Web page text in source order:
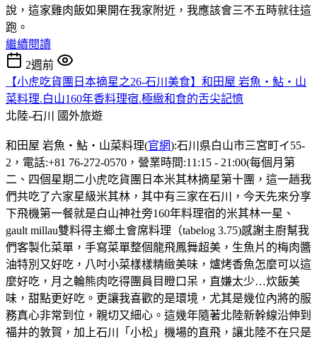
說，這家雞肉飯如果開在我家附近，我應該會三不五時就往這
跑。
繼續閱讀
2週前
【小虎吃貨團日本摘星之26-石川美食】和田屋 岩魚・鮎・山
菜料理.白山160年香料理宿.極緻和食的舌尖記憶
北陸-石川
國外旅遊
和田屋 岩魚・鮎・山菜料理(官網):石川県白山市三宮町イ55-
2，電話:+81 76-272-0570，營業時間:11:15 - 21:00(每個月第
二、四個星期二小虎吃貨團日本米其林摘星第十團，這一趟我
們共吃了六家星級米其林，其中有三家在石川，今天先來分享
下飛機第一餐就是白山神社旁160年料理宿的米其林一星、
gault millau雙料得主鄉土會席料理（tabelog 3.75)感謝主廚幫我
們客製化菜單，手寫菜單整個龍飛鳳舞超美，生魚片的梅肉醬
油特別又好吃，八吋小菜樣樣精緻美味，爐烤香魚怎麼可以這
麼好吃，月之輪熊肉吃得團員目瞪口呆，直嫌太少…炊飯美
味，甜點更好吃。更讓我喜歡的是環境，尤其是幾位內將的服
務真心非常到位，親切又細心。這幾年隨著北陸新幹線沿伸到
福井的敦賀，加上石川「小松」機場的直飛，讓北陸不在只是